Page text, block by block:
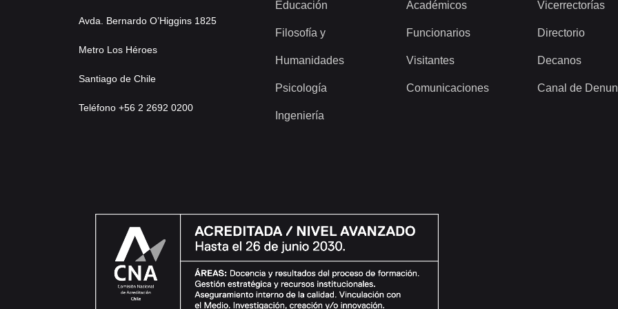
Avda. Bernardo O’Higgins 1825
Metro Los Héroes
Santiago de Chile
Teléfono +56 2 2692 0200
Educación
Filosofía y
Humanidades
Psicología
Ingeniería
Académicos
Funcionarios
Visitantes
Comunicaciones
Vicerrectorías
Directorio
Decanos
Canal de